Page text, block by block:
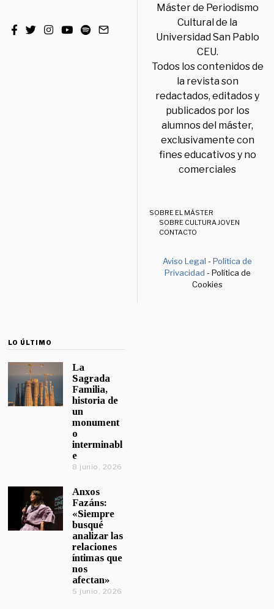
Máster de Periodismo
Cultural de la
Universidad San Pablo
CEU.
Todos los contenidos de
la revista son
redactados, editados y
publicados por los
alumnos del máster,
exclusivamente con
fines educativos y no
comerciales
SOBRE EL MÁSTER
SOBRE CULTURA JOVEN
CONTACTO
Aviso Legal -Política de
Privacidad - Política de
Cookies
LO ÚLTIMO
La
Sagrada
Familia,
historia de
un
monument
o
interminabl
e
8 junio, 2026
Anxos
Fazáns:
«Siempre
busqué
analizar las
relaciones
íntimas que
nos
afectan»
5 junio, 2026